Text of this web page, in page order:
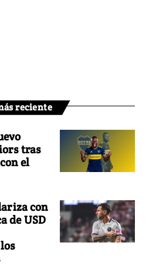
reciente
tras
el
con
de USD